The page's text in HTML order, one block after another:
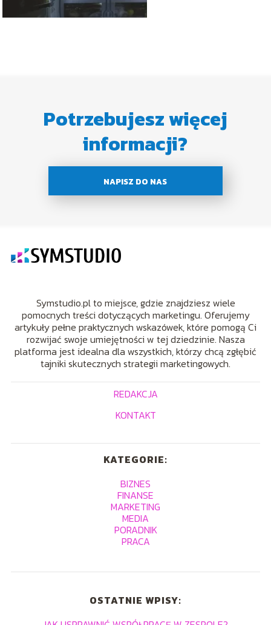
Potrzebujesz więcej
informacji?
NAPISZ DO NAS
Symstudio.pl to miejsce, gdzie znajdziesz wiele
pomocnych treści dotyczących marketingu. Oferujemy
artykuły pełne praktycznych wskazówek, które pomogą Ci
rozwijać swoje umiejętności w tej dziedzinie. Nasza
platforma jest idealna dla wszystkich, którzy chcą zgłębić
tajniki skutecznych strategii marketingowych.
REDAKCJA
KONTAKT
KATEGORIE:
BIZNES
FINANSE
MARKETING
MEDIA
PORADNIK
PRACA
OSTATNIE WPISY: